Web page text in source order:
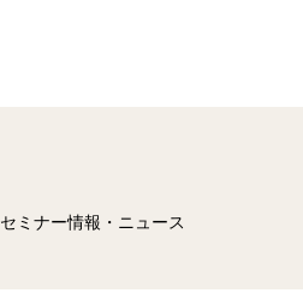
セミナー情報・ニュース